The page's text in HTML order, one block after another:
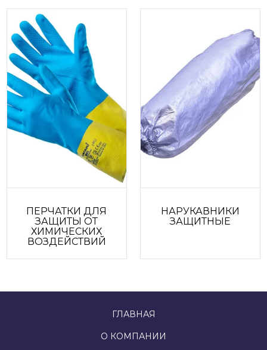
ПЕРЧАТКИ ДЛЯ
ЗАЩИТЫ ОТ
ХИМИЧЕСКИХ
ВОЗДЕЙСТВИЙ
НАРУКАВНИКИ
ЗАЩИТНЫЕ
ГЛАВНАЯ
О КОМПАНИИ